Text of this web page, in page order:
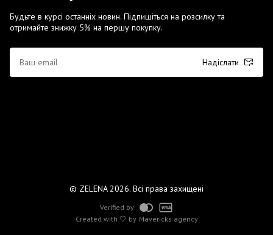
Будьте в курсі останніх новин. Підпишіться на розсилку та
отримайте знижку 5% на першу покупку.
Надіслати
© ZELENA 2026. Всі права захищені
Created with 🤍 by Mavericks agency
Verified by